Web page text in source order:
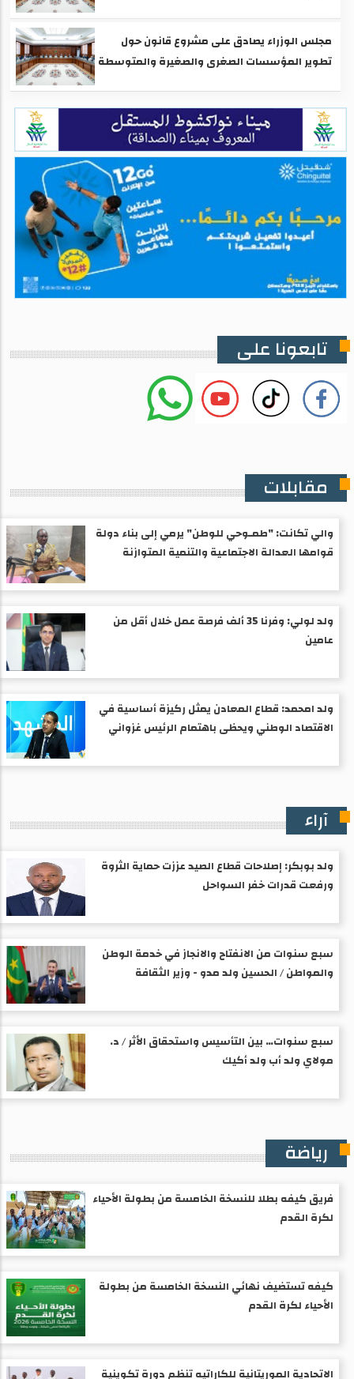
مجلس الوزراء يصادق على مشروع قانون حول
تطوير المؤسسات الصغرى والصغيرة والمتوسطة
تابعونا على
مقابلات
والي تكانت: "طمـوحي للوطن" يرمي إلى بناء دولة
قوامها العدالة الاجتماعية والتنمية المتوازنة
ولد لولي: وفرنا 35 ألف فرصة عمل خلال أقل من
عامين
ولد امحمد: قطاع المعادن يمثل ركيزة أساسية في
الاقتصاد الوطني ويحظى باهتمام الرئيس غزواني
آراء
ولد بوبكر: إصلاحات قطاع الصيد عززت حماية الثروة
ورفعت قدرات خفر السواحل
سبع سنوات من الانفتاح والانجاز في خدمة الوطن
والمواطن / الحسين ولد مدو - وزير الثقافة
سبع سنوات… بين التأسيس واستحقاق الأثر / د.
مولاي ولد أب ولد أكيك
رياضة
فريق كيفه بطلا للنسخة الخامسة من بطولة الأحياء
لكرة القدم
كيفه تستضيف نهائي النسخة الخامسة من بطولة
الأحياء لكرة القدم
الاتحادية الموريتانية للكاراتيه تنظم دورة تكوينية